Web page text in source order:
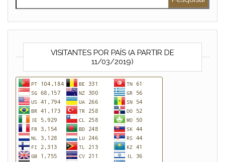
VISITANTES POR PAÍS (A PARTIR DE
11/03/2019)